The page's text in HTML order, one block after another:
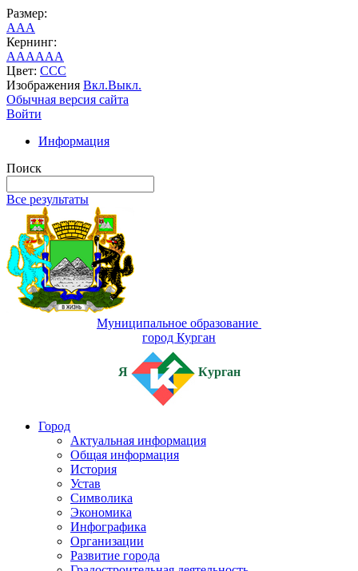
Размер:
AAA
Кернинг:
AAAAAA
Цвет: CCC
Изображения Вкл.Выкл.
Обычная версия сайта
Войти
Информация
Поиск
Все результаты
Муниципальное образование
город Курган
Я Курган
Город
Актуальная информация
Общая информация
История
Устав
Символика
Экономика
Инфографика
Организации
Развитие города